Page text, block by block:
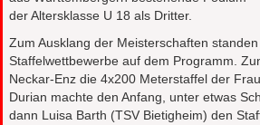
der Altersklasse U 18 als Dritter.
Zum Ausklang der Meisterschaften
Staffelwettbewerbe auf dem Programm.
Neckar-Enz die 4x200 Meterstaffel der
Durian machte den Anfang, unter etwas
dann Luisa Barth (TSV Bietigheim) den